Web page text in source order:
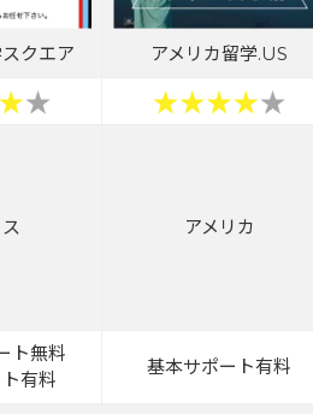
クエア アメリカ留学.US
アメリカ
ト無料
有料
基本サポート有料